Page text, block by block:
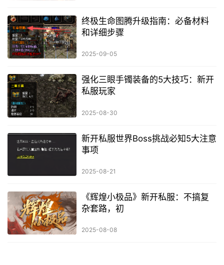
终极生命图腾升级指南：必备材料
和详细步骤
2025-09-05
强化三眼手镯装备的5大技巧：新开
私服玩家
2025-08-30
新开私服世界Boss挑战必知5大注意
事项
2025-08-21
《辉煌小极品》新开私服：不搞复
杂套路，初
2025-08-08